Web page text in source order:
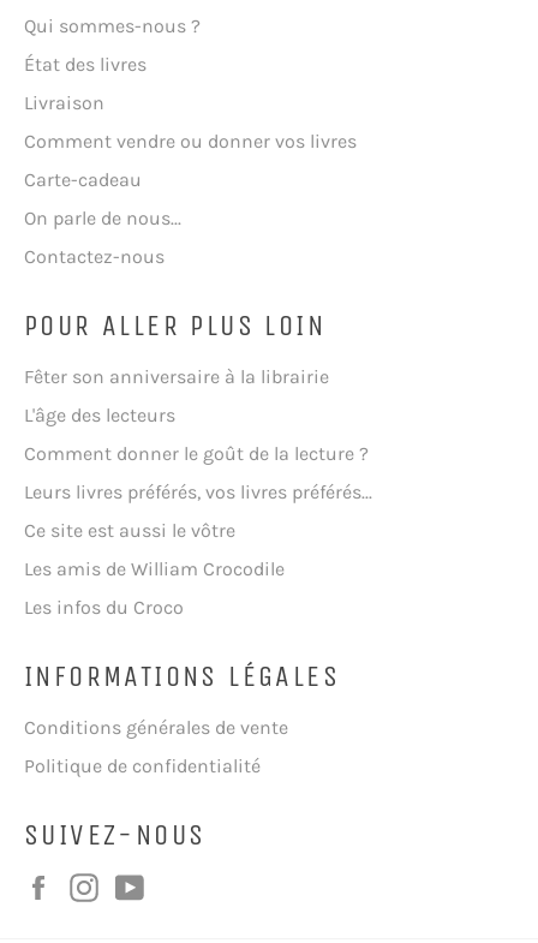
Qui sommes-nous ?
État des livres
Livraison
Comment vendre ou donner vos livres
Carte-cadeau
On parle de nous...
Contactez-nous
POUR ALLER PLUS LOIN
Fêter son anniversaire à la librairie
L'âge des lecteurs
Comment donner le goût de la lecture ?
Leurs livres préférés, vos livres préférés...
Ce site est aussi le vôtre
Les amis de William Crocodile
Les infos du Croco
INFORMATIONS LÉGALES
Conditions générales de vente
Politique de confidentialité
SUIVEZ-NOUS
FacebookInstagram